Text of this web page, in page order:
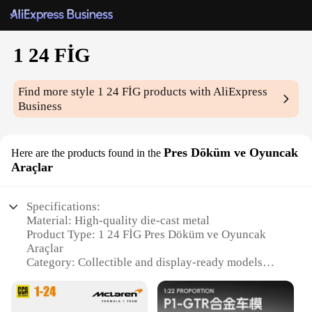
1 24 FİG
Find more style 1 24 FİG products with AliExpress
Business
Here are the products found in the Pres Döküm ve Oyuncak
Araçlar
Specifications:
Material: High-quality die-cast metal
Product Type: 1 24 FİG Pres Döküm ve Oyuncak
Araçlar
Category: Collectible and display-ready models
details
Usage and Purpose: Ideal for collectors, hobbyists,